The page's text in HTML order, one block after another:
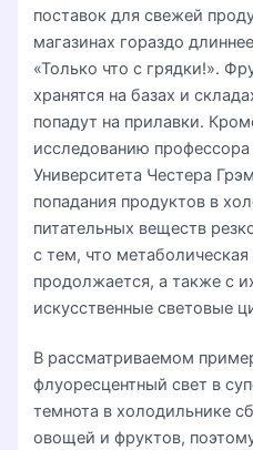
поставок для свежей
магазинах гораздо
«Только что с грядки!».
хранятся на базах и
попадут на прилавки.
исследованию
Университета Честера
попадания продуктов в
питательных веществ
с тем, что
продолжается, а также с
искусственные световые
В рассматриваемом
флуоресцентный свет в
темнота в холодильнике
овощей и фруктов,